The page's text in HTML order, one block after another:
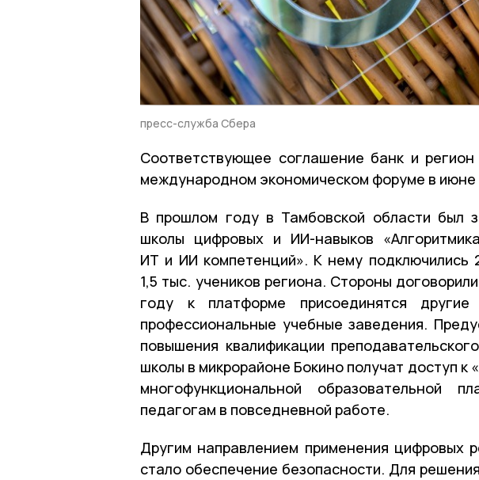
пресс-служба Сбера
Соответствующее соглашение банк и
международном экономическом форуме в июне
В прошлом году в Тамбовской области был
школы цифровых и ИИ-навыков
ИТ и ИИ компетенций». К нему подключились
1,5 тыс. учеников региона. Стороны
году к платформе присоединятся
профессиональные учебные заведения.
повышения квалификации
школы в микрорайоне Бокино получат доступ к
многофункциональной образовательной
педагогам в повседневной работе.
Другим направлением применения цифровых
стало обеспечение безопасности. Для